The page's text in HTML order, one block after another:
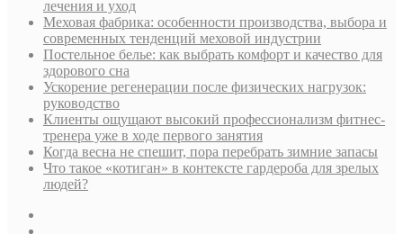
лечения и уход
Меховая фабрика: особенности производства, выбора и
современных тенденций меховой индустрии
Постельное белье: как выбрать комфорт и качество для
здорового сна
Ускорение регенерации после физических нагрузок:
руководство
Клиенты ощущают высокий профессионализм фитнес-
тренера уже в ходе первого занятия
Когда весна не спешит, пора перебрать зимние запасы
Что такое «котиган» в контексте гардероба для зрелых
людей?